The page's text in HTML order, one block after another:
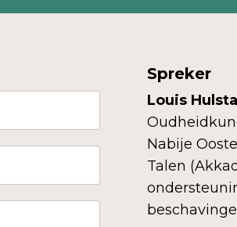
Spreker
Louis
Nabije
Talen